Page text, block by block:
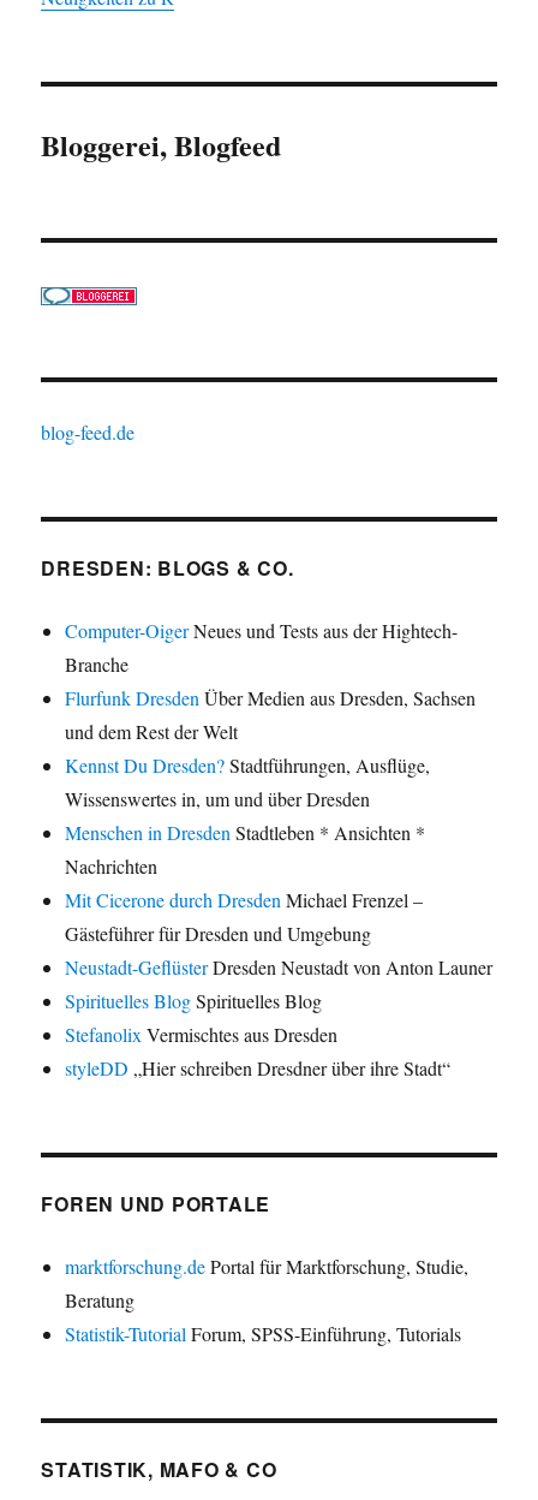
Bloggerei, Blogfeed
blog-feed.de
DRESDEN: BLOGS & CO.
Computer-OigerNeues und Tests aus der Hightech-
Branche
Flurfunk Dresden Über Medien aus Dresden, Sachsen
und dem Rest der Welt
Kennst Du Dresden?Stadtführungen, Ausflüge,
Wissenswertes in, um und über Dresden
Menschen in Dresden Stadtleben * Ansichten *
Nachrichten
Mit Cicerone durch Dresden Michael Frenzel –
Gästeführer für Dresden und Umgebung
Neustadt-GeflüsterDresden Neustadt von Anton Launer
Spirituelles BlogSpirituelles Blog
Stefanolix Vermischtes aus Dresden
styleDD „Hier schreiben Dresdner über ihre Stadt“
FOREN UND PORTALE
marktforschung.dePortal für Marktforschung, Studie,
Beratung
Statistik-Tutorial Forum, SPSS-Einführung, Tutorials
STATISTIK, MAFO & CO